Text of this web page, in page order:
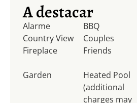
A destacar
Alarme BBQ
Country View
Couples
Fireplace
Friends
Garden
Heated Pool
(additional
charges may